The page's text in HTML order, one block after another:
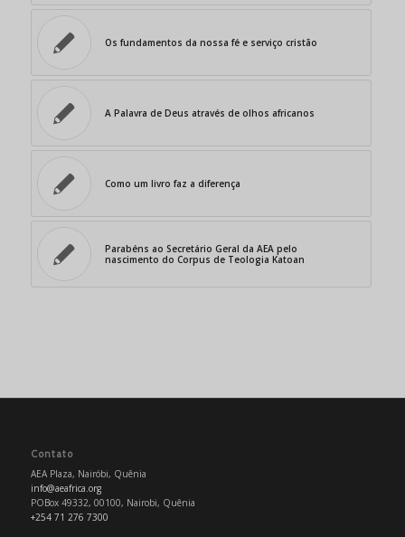
Os fundamentos da nossa fé e serviço cristão
A Palavra de Deus através de olhos africanos
Como um livro faz a diferença
Parabéns ao Secretário Geral da AEA pelo
nascimento do Corpus de Teologia Katoan
Contato
AEA Plaza, Nairóbi, Quênia
info@aeafrica.org
POBox 49332, 00100, Nairobi, Quênia
+254 71 276 7300